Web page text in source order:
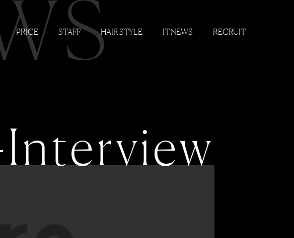
PRICE STAFF HAIR STYLE IT NEWS RECRUIT